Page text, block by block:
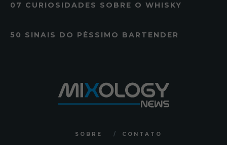
07 CURIOSIDADES SOBRE O WHISKY
50 SINAIS DO PÉSSIMO BARTENDER
SOBRE CONTATO